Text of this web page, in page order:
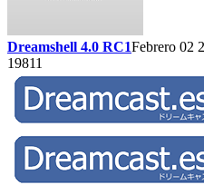
Dreamshell 4.0 RC1Febrero 02
19811